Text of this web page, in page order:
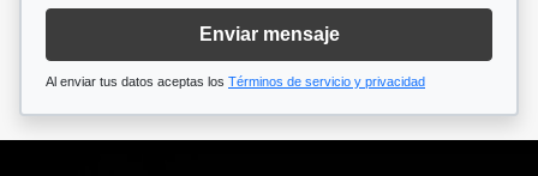
Enviar mensaje
Al enviar tus datos aceptas los Términos de servicio y privacidad